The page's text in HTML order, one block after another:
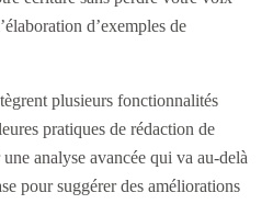
d’exemples de
plusieurs fonctionnalités
pratiques de rédaction de
analyse avancée qui va au-delà
pour suggérer des améliorations